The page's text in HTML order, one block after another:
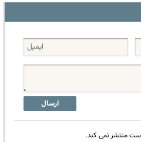
ارسال
منتشر نمی کند.